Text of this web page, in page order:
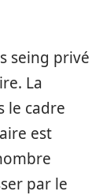
seing privé
La
le cadre
est
par le